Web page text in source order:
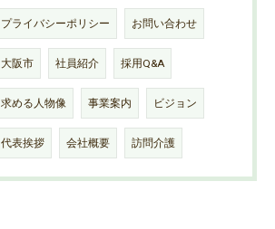
プライバシーポリシー お問い合わせ
大阪市 社員紹介 採用Q&A
求める人物像 事業案内 ビジョン
代表挨拶 会社概要 訪問介護